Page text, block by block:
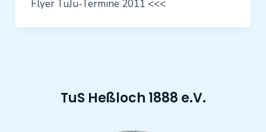
Flyer TuJu-Termine 2011 <<<
TuS Heßloch 1888 e.V.